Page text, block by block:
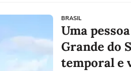
BRASIL
Uma
Grande do
temporal e